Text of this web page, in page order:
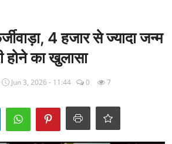
4 हजार से ज्यादा जन्म
होने का खुलासा
Jun 3, 2026 - 11:44 0 7